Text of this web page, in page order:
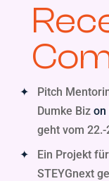
Pitch
Dumke Bizon
geht vom
Ein Projekt
STEYGnext